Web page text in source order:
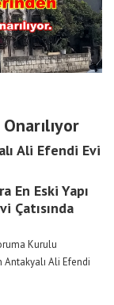
Ali Efendi Evi
En Eski Yapı
Çatısında
Kurulu
Antakyalı Ali Efendi